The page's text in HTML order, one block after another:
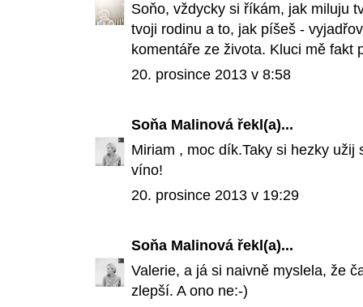
Soňo, vždycky si říkám, jak miluju
tvoji rodinu a to, jak píšeš -
komentáře ze života. Kluci mě fakt
20. prosince 2013 v 8:58
Soňa Malinová řekl(a)...
Miriam , moc dík.Taky si hezky
víno!
20. prosince 2013 v 19:29
Soňa Malinová řekl(a)...
Valerie, a já si naivně myslela, že
zlepší. A ono ne:-)